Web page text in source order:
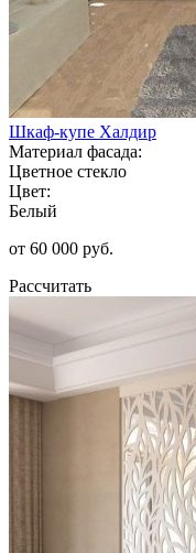
Шкаф-купе Халдир
Материал фасада:
Цветное стекло
Цвет:
Белый
от 60 000 руб.
Рассчитать